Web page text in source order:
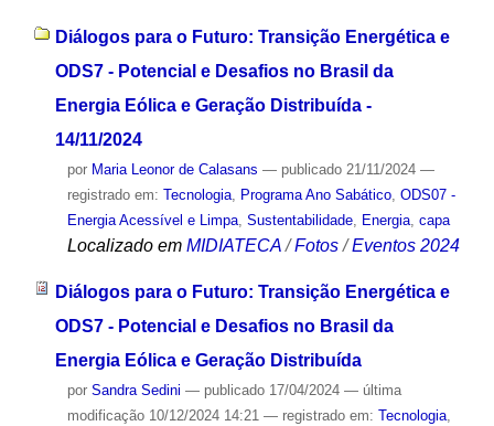
Diálogos para o Futuro: Transição Energética e
ODS7 - Potencial e Desafios no Brasil da
Energia Eólica e Geração Distribuída -
14/11/2024
por Maria Leonor de Calasans — publicado21/11/2024 —
registrado em: Tecnologia, Programa Ano Sabático, ODS07 -
Energia Acessível e Limpa, Sustentabilidade, Energia, capa
Localizado em MIDIATECA /Fotos /Eventos 2024
Diálogos para o Futuro: Transição Energética e
ODS7 - Potencial e Desafios no Brasil da
Energia Eólica e Geração Distribuída
por Sandra Sedini — publicado17/04/2024 — última
modificação10/12/2024 14:21 — registrado em: Tecnologia,